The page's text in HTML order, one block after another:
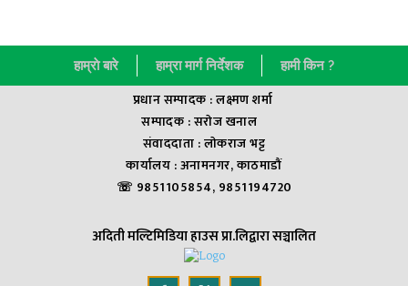
हाम्राे बारे हाम्रा मार्ग निर्देशक हामी किन ?
प्रधान सम्पादक : लक्ष्मण शर्मा
सम्पादक : सराेज खनाल
संवाददाता : लाेकराज भट्ट
कार्यालय : अनामनगर, काठमाडौं
☏ 9851105854, 9851194720
अदिती मल्टिमिडिया हाउस प्रा.लिद्वारा सञ्चालित